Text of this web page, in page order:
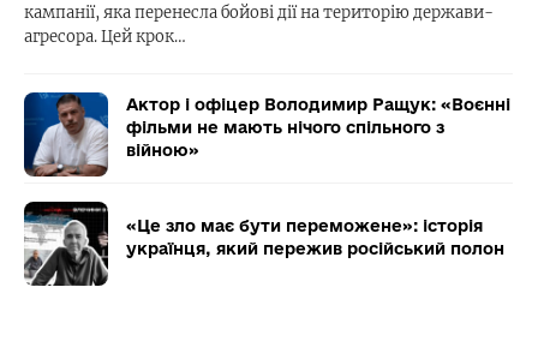
кампанії, яка перенесла бойові дії на територію держави-
агресора. Цей крок…
Актор і офіцер Володимир Ращук: «Воєнні
фільми не мають нічого спільного з
війною»
«Це зло має бути переможене»: історія
українця, який пережив російський полон